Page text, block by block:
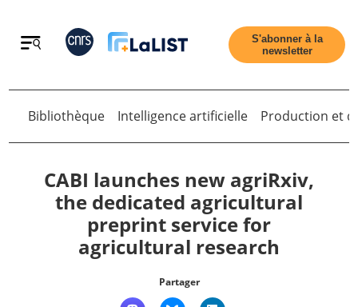
Retour
S'abonner à la
newsletter
Bibliothèque
Intelligence artificielle Production et
CABI launches new agriRxiv,
the dedicated agricultural
preprint service for
agricultural research
Partager